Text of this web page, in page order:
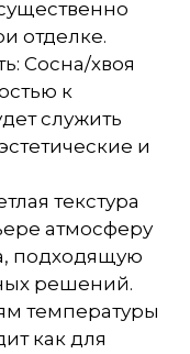
отделке.
Сосна/хвоя
к
служить
и
текстура
атмосферу
подходящую
решений.
температуры
как для